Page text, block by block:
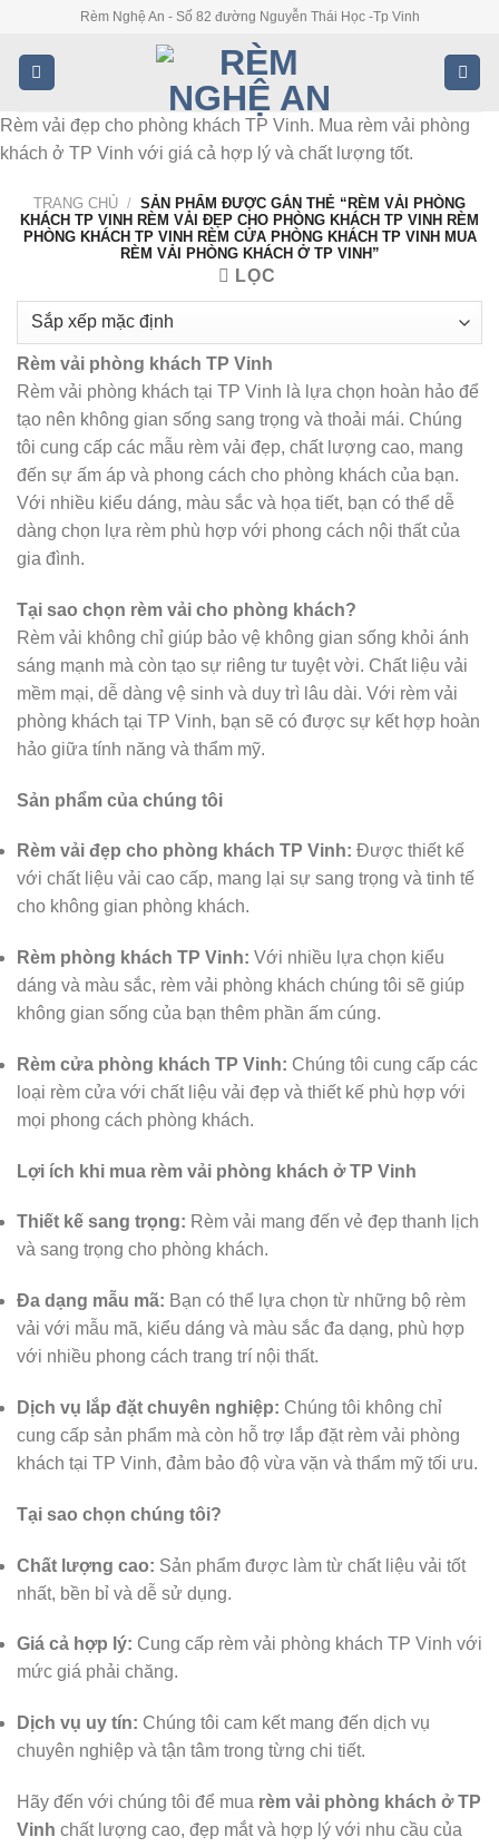
content
Rèm Nghệ An - Số 82 đường Nguyễn Thái Học -Tp Vinh
Rèm vải đẹp cho phòng khách TP Vinh. Mua rèm vải phòng
khách ở TP Vinh với giá cả hợp lý và chất lượng tốt.
TRANG CHỦ / SẢN PHẨM ĐƯỢC GẮN THẺ “RÈM VẢI PHÒNG
KHÁCH TP VINH RÈM VẢI ĐẸP CHO PHÒNG KHÁCH TP VINH RÈM
PHÒNG KHÁCH TP VINH RÈM CỬA PHÒNG KHÁCH TP VINH MUA
RÈM VẢI PHÒNG KHÁCH Ở TP VINH”
LỌC
Rèm vải phòng khách TP Vinh
Rèm vải phòng khách tại TP Vinh là lựa chọn hoàn hảo để
tạo nên không gian sống sang trọng và thoải mái. Chúng
tôi cung cấp các mẫu rèm vải đẹp, chất lượng cao, mang
đến sự ấm áp và phong cách cho phòng khách của bạn.
Với nhiều kiểu dáng, màu sắc và họa tiết, bạn có thể dễ
dàng chọn lựa rèm phù hợp với phong cách nội thất của
gia đình.
Tại sao chọn rèm vải cho phòng khách?
Rèm vải không chỉ giúp bảo vệ không gian sống khỏi ánh
sáng mạnh mà còn tạo sự riêng tư tuyệt vời. Chất liệu vải
mềm mại, dễ dàng vệ sinh và duy trì lâu dài. Với rèm vải
phòng khách tại TP Vinh, bạn sẽ có được sự kết hợp hoàn
hảo giữa tính năng và thẩm mỹ.
Sản phẩm của chúng tôi
Rèm vải đẹp cho phòng khách TP Vinh: Được thiết kế
với chất liệu vải cao cấp, mang lại sự sang trọng và tinh tế
cho không gian phòng khách.
Rèm phòng khách TP Vinh: Với nhiều lựa chọn kiểu
dáng và màu sắc, rèm vải phòng khách chúng tôi sẽ giúp
không gian sống của bạn thêm phần ấm cúng.
Rèm cửa phòng khách TP Vinh: Chúng tôi cung cấp các
loại rèm cửa với chất liệu vải đẹp và thiết kế phù hợp với
mọi phong cách phòng khách.
Lợi ích khi mua rèm vải phòng khách ở TP Vinh
Thiết kế sang trọng: Rèm vải mang đến vẻ đẹp thanh lịch
và sang trọng cho phòng khách.
Đa dạng mẫu mã: Bạn có thể lựa chọn từ những bộ rèm
vải với mẫu mã, kiểu dáng và màu sắc đa dạng, phù hợp
với nhiều phong cách trang trí nội thất.
Dịch vụ lắp đặt chuyên nghiệp: Chúng tôi không chỉ
cung cấp sản phẩm mà còn hỗ trợ lắp đặt rèm vải phòng
khách tại TP Vinh, đảm bảo độ vừa vặn và thẩm mỹ tối ưu.
Tại sao chọn chúng tôi?
Chất lượng cao: Sản phẩm được làm từ chất liệu vải tốt
nhất, bền bỉ và dễ sử dụng.
Giá cả hợp lý: Cung cấp rèm vải phòng khách TP Vinh với
mức giá phải chăng.
Dịch vụ uy tín: Chúng tôi cam kết mang đến dịch vụ
chuyên nghiệp và tận tâm trong từng chi tiết.
Hãy đến với chúng tôi để mua rèm vải phòng khách ở TP
Vinh chất lượng cao, đẹp mắt và hợp lý với nhu cầu của